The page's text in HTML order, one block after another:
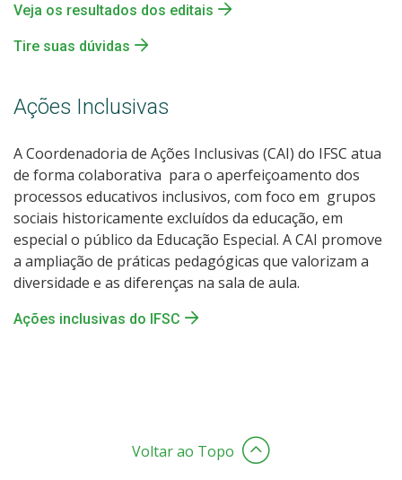
Veja os resultados dos editais
Tire suas dúvidas
Ações Inclusivas
A Coordenadoria de Ações Inclusivas (CAI) do IFSC atua
de forma colaborativa para o aperfeiçoamento dos
processos educativos inclusivos, com foco em grupos
sociais historicamente excluídos da educação, em
especial o público da Educação Especial. A CAI promove
a ampliação de práticas pedagógicas que valorizam a
diversidade e as diferenças na sala de aula.
Ações inclusivas do IFSC
Voltar ao Topo